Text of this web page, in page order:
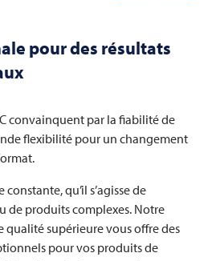
pour des résultats
convainquent par la fiabilité de
flexibilité pour un changement
qu’il s’agisse de
de produits complexes. Notre
qualité supérieure vous offre des
pour vos produits de